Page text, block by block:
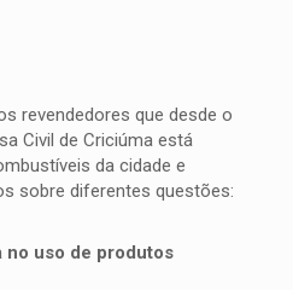
revendedores que desde o
Civil de Criciúma está
da cidade e
sobre diferentes questões:
no uso de produtos